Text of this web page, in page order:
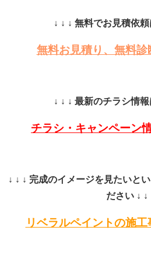
↓ ↓ ↓ 無料でお見積依
無料お見積り、無料診
↓ ↓ ↓ 最新のチラシ情
チラシ・キャンペーン
↓ ↓ ↓ 完成のイメージを見たいと
ださい ↓ ↓
リベラルペイントの施工